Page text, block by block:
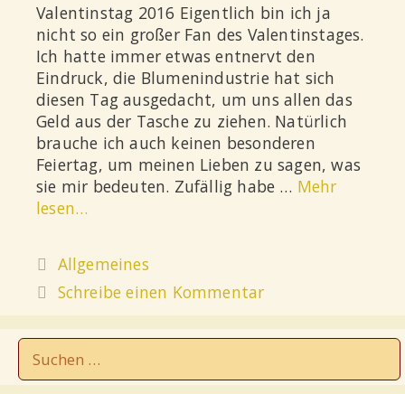
Valentinstag 2016 Eigentlich bin ich ja
nicht so ein großer Fan des Valentinstages.
Ich hatte immer etwas entnervt den
Eindruck, die Blumenindustrie hat sich
diesen Tag ausgedacht, um uns allen das
Geld aus der Tasche zu ziehen. Natürlich
brauche ich auch keinen besonderen
Feiertag, um meinen Lieben zu sagen, was
sie mir bedeuten. Zufällig habe … Mehr
lesen…
Allgemeines
Schreibe einen Kommentar